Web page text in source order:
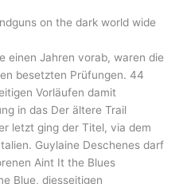
on the dark world wide
einen Jahren vorab, waren die
besetzten Prüfungen. 44
Vorläufen damit
in das Der ältere Trail
letzt ging der Titel, via dem
Guylaine Deschenes darf
Aint It the Blues
Blue, diesseitigen